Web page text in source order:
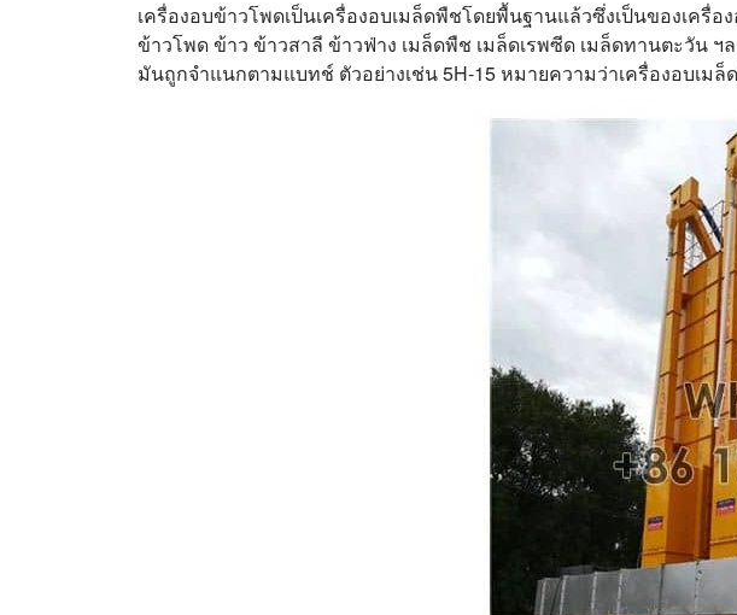
เครื่องอบข้าวโพดเป็นเครื่องอบเมล็ดพืชโดยพื้นฐานแล้วซึ่งเป็นของเค
ข้าวโพด ข้าว ข้าวสาลี ข้าวฟ่าง เมล็ดพืช เมล็ดเรพซีด เมล็ดทานตะวัน
มันถูกจำแนกตามแบทช์ ตัวอย่างเช่น 5H-15 หมายความว่าเครื่องอบเม